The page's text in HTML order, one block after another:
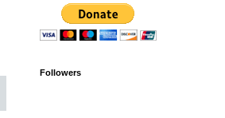
Followers